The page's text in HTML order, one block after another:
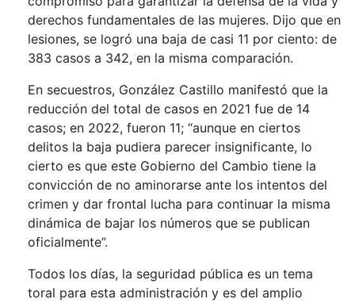
derechos fundamentales de las mujeres. Dijo que en
lesiones, se logró una baja de casi 11 por ciento: de
383 casos a 342, en la misma comparación.
En secuestros, González Castillo manifestó que la
reducción del total de casos en 2021 fue de 14
casos; en 2022, fueron 11; “aunque en ciertos
delitos la baja pudiera parecer insignificante, lo
cierto es que este Gobierno del Cambio tiene la
convicción de no aminorarse ante los intentos del
crimen y dar frontal lucha para continuar la misma
dinámica de bajar los números que se publican
oficialmente”.
Todos los días, la seguridad pública es un tema
toral para esta administración y es del amplio